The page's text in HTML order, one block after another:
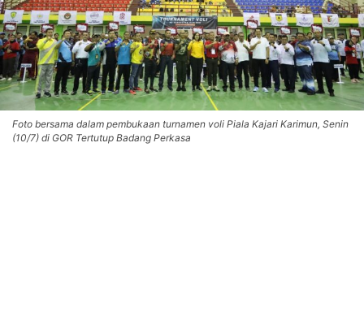
Foto bersama dalam pembukaan turnamen voli Piala Kajari Karimun, Senin
(10/7) di GOR Tertutup Badang Perkasa